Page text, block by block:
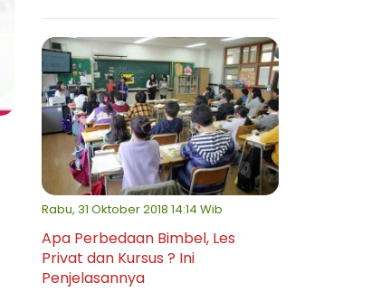
Rabu, 31 Oktober 2018 14:14 Wib
Apa Perbedaan Bimbel, Les
Privat dan Kursus ? Ini
Penjelasannya